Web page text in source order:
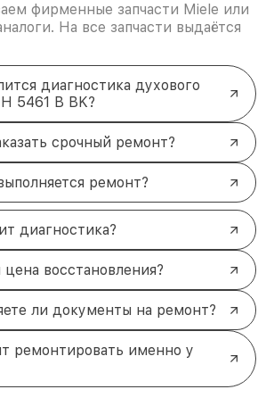
фирменные запчасти Miele или
На все запчасти выдаётся
диагностика духового
5461 В BK?
срочный ремонт?
ремонт?
диагностика?
восстановления?
ли документы на ремонт?
ремонтировать именно у